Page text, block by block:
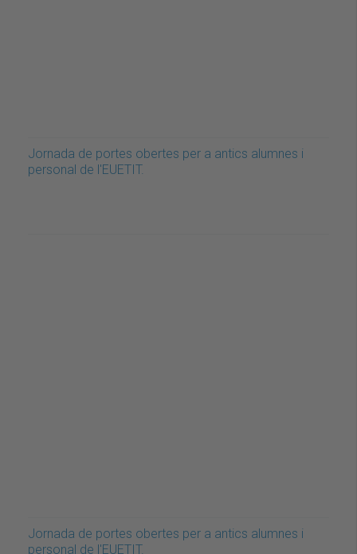
Jornada de portes obertes per a antics alumnes i
personal de l'EUETIT.
Jornada de portes obertes per a antics alumnes i
personal de l'EUETIT.